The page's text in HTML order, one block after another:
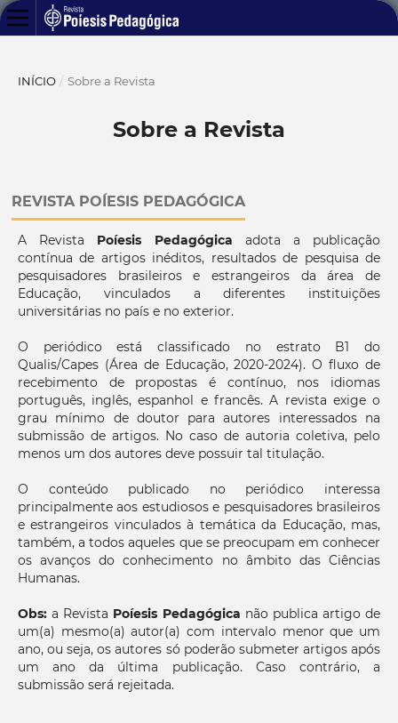
INÍCIO / Sobre a Revista
Sobre a Revista
REVISTA POÍESIS PEDAGÓGICA
A Revista Poíesis Pedagógica adota a publicação
contínua de artigos inéditos, resultados de pesquisa de
pesquisadores brasileiros e estrangeiros da área de
Educação, vinculados a diferentes instituições
universitárias no país e no exterior.
O periódico está classificado no estrato B1 do
Qualis/Capes (Área de Educação, 2020-2024). O fluxo de
recebimento de propostas é contínuo, nos idiomas
português, inglês, espanhol e francês. A revista exige o
grau mínimo de doutor para autores interessados na
submissão de artigos. No caso de autoria coletiva, pelo
menos um dos autores deve possuir tal titulação.
O conteúdo publicado no periódico interessa
principalmente aos estudiosos e pesquisadores brasileiros
e estrangeiros vinculados à temática da Educação, mas,
também, a todos aqueles que se preocupam em conhecer
os avanços do conhecimento no âmbito das Ciências
Humanas.
Obs:a Revista Poíesis Pedagógica não publica artigo de
um(a) mesmo(a) autor(a) com intervalo menor que um
ano, ou seja, os autores só poderão submeter artigos após
um ano da última publicação. Caso contrário, a
submissão será rejeitada.